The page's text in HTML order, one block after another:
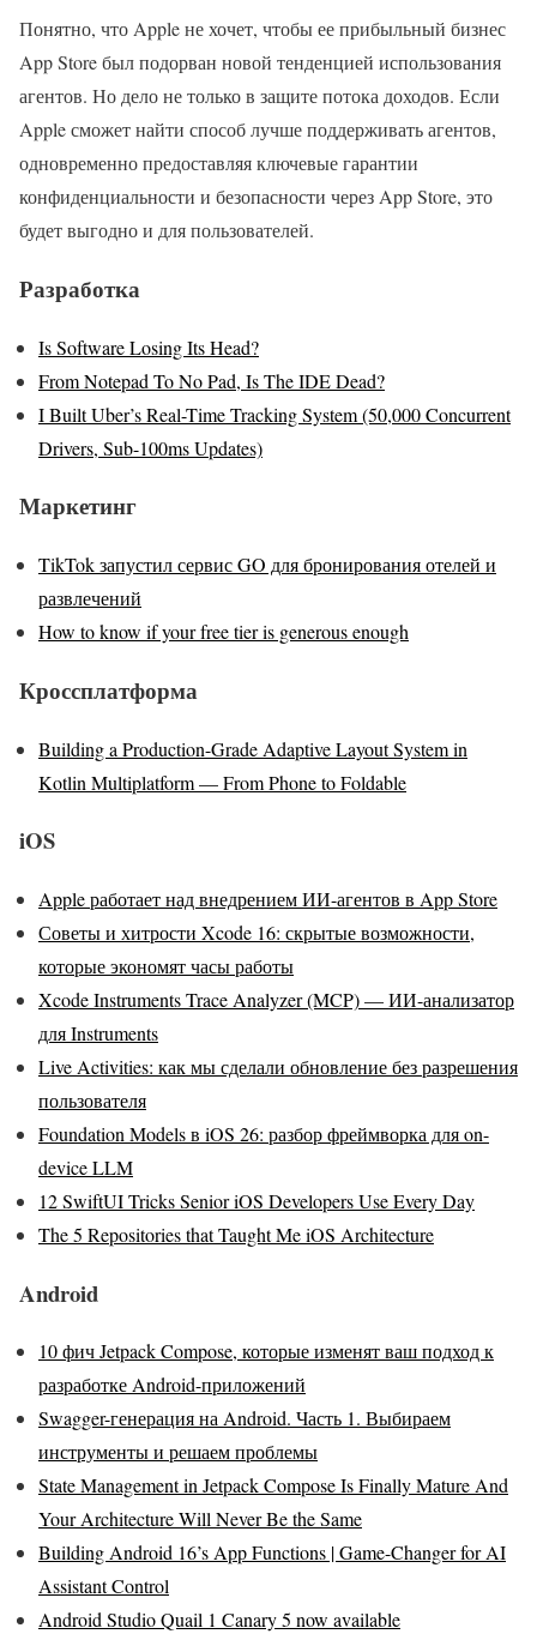
Понятно, что Apple не хочет, чтобы ее прибыльный бизнес
App Store был подорван новой тенденцией использования
агентов. Но дело не только в защите потока доходов. Если
Apple сможет найти способ лучше поддерживать агентов,
одновременно предоставляя ключевые гарантии
конфиденциальности и безопасности через App Store, это
будет выгодно и для пользователей.
Разработка
Is Software Losing Its Head?
From Notepad To No Pad, Is The IDE Dead?
I Built Uber’s Real-Time Tracking System (50,000 Concurrent
Drivers, Sub-100ms Updates)
Маркетинг
TikTok запустил сервис GO для бронирования отелей и
развлечений
How to know if your free tier is generous enough
Кроссплатформа
Building a Production-Grade Adaptive Layout System in
Kotlin Multiplatform — From Phone to Foldable
iOS
Apple работает над внедрением ИИ-агентов в App Store
Советы и хитрости Xcode 16: скрытые возможности,
которые экономят часы работы
Xcode Instruments Trace Analyzer (MCP) — ИИ-анализатор
для Instruments
Live Activities: как мы сделали обновление без разрешения
пользователя
Foundation Models в iOS 26: разбор фреймворка для on-
device LLM
12 SwiftUI Tricks Senior iOS Developers Use Every Day
The 5 Repositories that Taught Me iOS Architecture
Android
10 фич Jetpack Compose, которые изменят ваш подход к
разработке Android-приложений
Swagger-генерация на Android. Часть 1. Выбираем
инструменты и решаем проблемы
State Management in Jetpack Compose Is Finally Mature And
Your Architecture Will Never Be the Same
Building Android 16’s App Functions | Game-Changer for AI
Assistant Control
Android Studio Quail 1 Canary 5 now available